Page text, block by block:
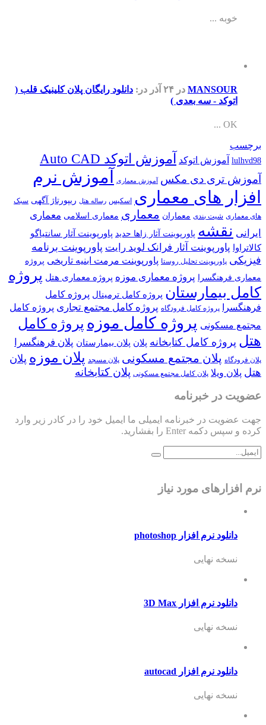
خوبه ...
MANSOUR در ۲۴ آذر در: دانلود رایگان پلان کلینیک قلب (
اتوکد - سه بعدی )
OK ...
برچسب
lulhvd98 آموزش اتوکد آموزش اتوکد Auto CAD
آموزش تری دی مکس آموزش معماری
آموزش نرم
افزار های معماری اسکیس رساله هتل ریپورتاژ آگهی سبک
های معماری شیت بندی معماران معماری معماری اسلامی معماری
ایرانی نقشه پاورپوینت آثار زاها حدید پاورپوینت آثار سانتیاگو
کالاتراوا پاورپوینت آثار فرانک لوید رایت پاورپوینت برنامه
فیزیکی پاورپوینت تحلیل روستا پاورپوینت مرمت ابنیه تاریخی پروژه
معماری فرهنگسرا پروژه معماری موزه پروژه معماری هتل پروژه
کامل بیمارستان پروژه کامل ترمینال پروژه کامل
فرهنگسرا
پروژه کامل فرودگاه پروژه کامل مجتمع تجاری پروژه کامل
مجتمع مسکونی پروژه کامل موزه پروژه کامل
هتل پروژه کامل کتابخانه پلان پلان بیمارستان پلان فرهنگسرا
پلان فرودگاه پلان مجتمع مسکونی پلان مسجد پلان موزه پلان
هتل پلان ویلا پلان کامل مجتمع مسکونی پلان کتابخانه
عضویت در خبرنامه
جهت عضویت در خبرنامه ایمیلی ما ایمیل خود را در کادر زیر وارد
کرده و سپس دکمه Enter را بفشارید.
نرم افزارهای مورد نیاز
دانلود نرم افزار photoshop
نسخه نهایی
دانلود نرم افزار 3D Max
نسخه نهایی
دانلود نرم افزار autocad
نسخه نهایی